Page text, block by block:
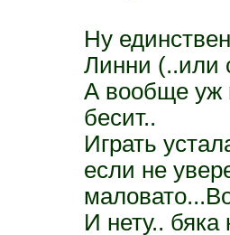
Ну
Линни (..или
А вообще уж
бесит..
Играть
если не
И нету.. бяка